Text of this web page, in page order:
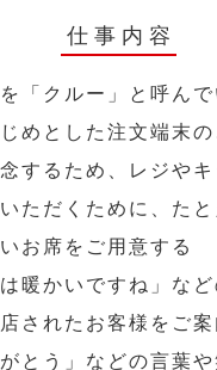
仕事内容
「クルー」と呼ん
めとした注文端末
するため、レジや
ただくために、た
お席をご用意する
暖かいですね」な
店されたお客様をご
とう」などの言葉